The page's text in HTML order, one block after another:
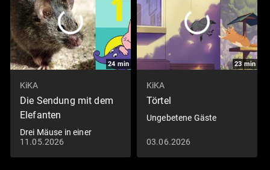
24 min
KiKA
Die Sendung mit dem
Elefanten
Drei Mäuse in einer
Scheune
11.05.2026
23 min
KiKA
Törtel
Ungebetene Gäste
03.06.2026